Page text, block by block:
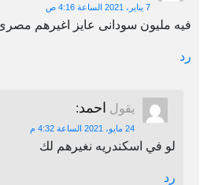
7 يناير، 2021 الساعة 4:16 ص
فيه مليون سودانى عايز اغيرهم مصرى. واتس
رد
يقول احمد:
24 مايو، 2021 الساعة 4:32 م
لو في اسكندريه نغيرهم لك
رد